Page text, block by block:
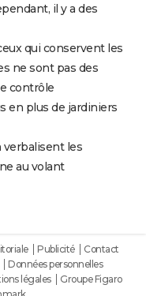
il y a des
qui conservent les
ne sont pas des
contrôle
en plus de jardiniers
verbalisent les
au volant
Publicité
Contact
Données personnelles
légales
Groupe Figaro